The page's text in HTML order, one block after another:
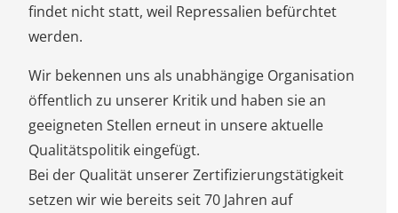
findet nicht statt, weil Repressalien befürchtet
werden.
Wir bekennen uns als unabhängige Organisation
öffentlich zu unserer Kritik und haben sie an
geeigneten Stellen erneut in unsere aktuelle
Qualitätspolitik eingefügt.
Bei der Qualität unserer Zertifizierungstätigkeit
setzen wir wie bereits seit 70 Jahren auf